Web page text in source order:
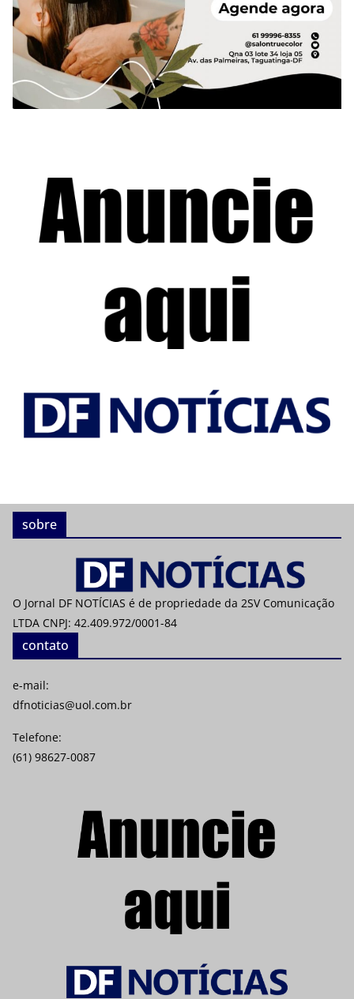
sobre
O Jornal DF NOTÍCIAS é de propriedade da 2SV Comunicação
LTDA CNPJ: 42.409.972/0001-84
contato
e-mail:
dfnoticias@uol.com.br
Telefone:
(61) 98627-0087